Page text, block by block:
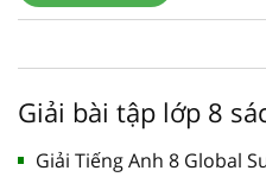
Giải bài tập lớp 8
Giải Tiếng Anh 8 Global